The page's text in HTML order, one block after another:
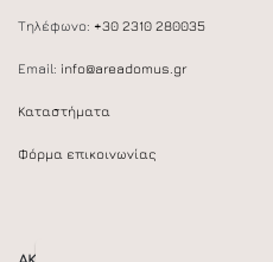
Τηλέφωνο: +30 2310 280035
Email: info@areadomus.gr
Καταστήματα
Φόρμα επικοινωνίας